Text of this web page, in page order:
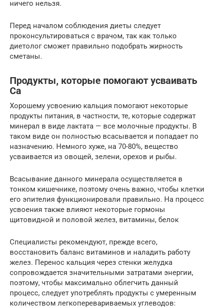
ничего нельзя.
Перед началом соблюдения диеты следует
проконсультироваться с врачом, так как только
диетолог сможет правильно подобрать жирность
сметаны.
Продукты, которые помогают усваивать
Са
Хорошему усвоению кальция помогают некоторые
продукты питания, в частности, те, которые содержат
минерал в виде лактата — все молочные продукты. В
таком виде он полностью всасывается и попадает по
назначению. Немного хуже, на 70-80%, вещество
усваивается из овощей, зелени, орехов и рыбы.
Всасывание данного минерала осуществляется в
тонком кишечнике, поэтому очень важно, чтобы клетки
его эпителия функционировали правильно. На процесс
усвоения также влияют некоторые гормоны
щитовидной и половой желез, витамины, белок
Специалисты рекомендуют, прежде всего,
восстановить баланс витаминов и наладить работу
желез. Перенос кальция через стенки желудка
сопровождается значительными затратами энергии,
поэтому, чтобы максимально облегчить данный
процесс, следует употреблять продукты с умеренным
количеством легкоперевариваемых углеводов: